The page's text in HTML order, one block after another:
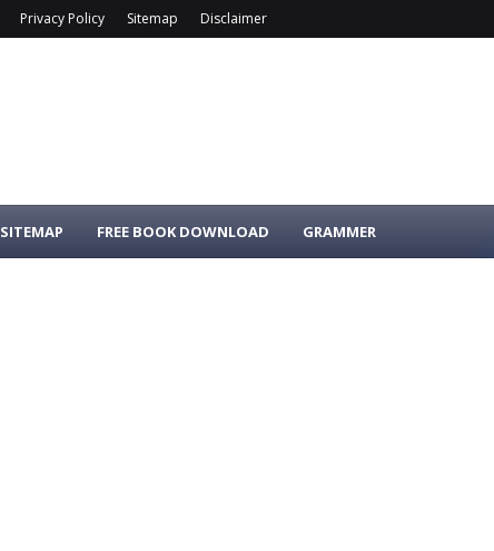
Privacy Policy Sitemap Disclaimer
SITEMAP FREE BOOK DOWNLOAD GRAMMER